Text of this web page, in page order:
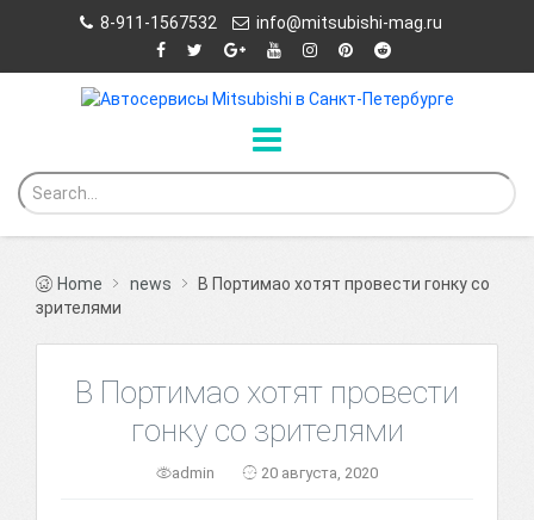
8-911-1567532 info@mitsubishi-mag.ru
Home news
В Портимао хотят провести гонку со
зрителями
В Портимао хотят провести
гонку со зрителями
admin 20 августа, 2020